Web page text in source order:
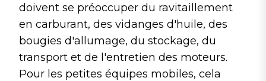
doivent se préoccuper du ravitaillement
en carburant, des vidanges d'huile, des
bougies d'allumage, du stockage, du
transport et de l'entretien des moteurs.
Pour les petites équipes mobiles, cela